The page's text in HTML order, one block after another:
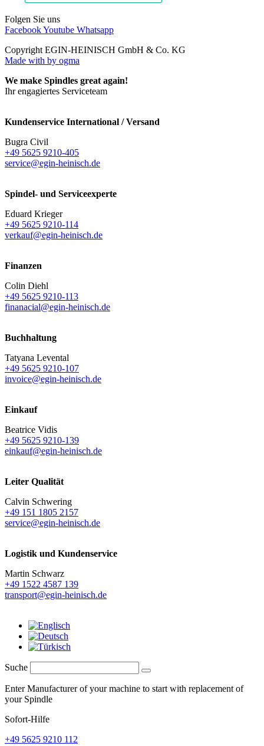
Folgen Sie uns
FacebookYoutube Whatsapp
Copyright EGIN-HEINISCH GmbH & Co. KG
Made with by ogma
We make Spindles great again!
Ihr engagiertes Serviceteam
Kundenservice International / Versand
Bugra Civil
+49 5625 9210-405
service@egin-heinisch.de
Spindel- und Serviceexperte
Eduard Krieger
+49 5625 9210-114
verkauf@egin-heinisch.de
Finanzen
Colin Diehl
+49 5625 9210-113
finanacial@egin-heinisch.de
Buchhaltung
Tatyana Levental
+49 5625 9210-107
invoice@egin-heinisch.de
Einkauf
Beatrice Vidis
+49 5625 9210-139
einkauf@egin-heinisch.de
Leiter Qualität
Calvin Schwering
+49 151 1805 2157
service@egin-heinisch.de
Logistik und Kundenservice
Martin Schwarz
+49 1522 4587 139
transport@egin-heinisch.de
Suche
Enter Manufacturer of your machine to start with replacement of
your Spindle
Sofort-Hilfe
+49 5625 9210 112